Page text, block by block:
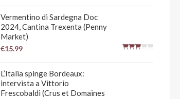
Vermentino di Sardegna Doc
2024, Cantina Trexenta (Penny
Market)
€15.99
L’Italia spinge Bordeaux:
intervista a Vittorio
Frescobaldi (Crus et Domaines